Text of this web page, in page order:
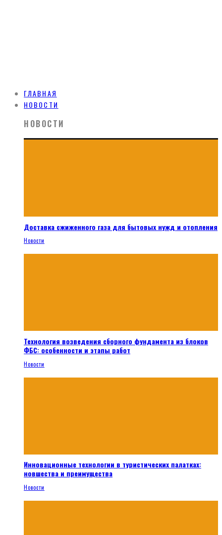
ГЛАВНАЯ
НОВОСТИ
НОВОСТИ
Доставка сжиженного газа для бытовых нужд и отопления
Новости
Технология возведения сборного фундамента из блоков
ФБС: особенности и этапы работ
Новости
Инновационные технологии в туристических палатках:
новшества и преимущества
Новости